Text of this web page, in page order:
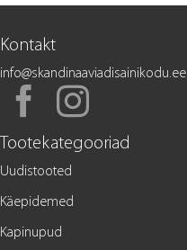
Kontakt
info@skandinaaviadisainikodu.ee
Tootekategooriad
Uudistooted
Käepidemed
Kapinupud